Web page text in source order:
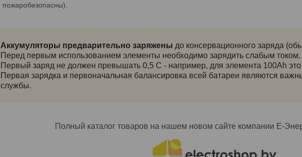
пожаробезопасны).
Аккумуляторы предварительно заряжены до консервационного заряда
Перед первым использованием элементы необходимо зарядить слабым током.
Первый заряд не должен превышать 0,5 C - например, для элемента 100Ah это
Первая зарядка и первоначальная балансировка всей батареи являются
службы.
Полный каталог товаров на нашем новом сайте компании Е-